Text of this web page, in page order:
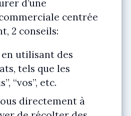
d’une
centrée
2 conseils:
utilisant des
tels que les
“vos”, etc.
directement à